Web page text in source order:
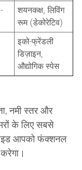
शयनकक्ष, लिविंग
रूम (डेकोरेटिव)
इको-फ्रेंडली
डिज़ाइन,
औद्योगिक स्पेस
नमी स्तर और
के लिए सबसे
आपको फंक्शनल